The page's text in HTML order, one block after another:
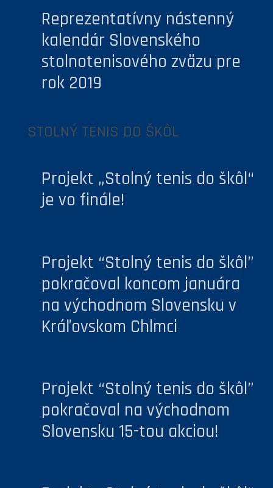
Reprezentatívny nástenný
kalendár Slovenského
stolnotenisového zväzu pre
rok 2019
STOLNÝ TENIS DO ŠKÔL
Projekt „Stolný tenis do škôl“
je vo finále!
Projekt “Stolný tenis do škôl”
pokračoval koncom januára
na východnom Slovensku v
Kráľovskom Chlmci
Projekt “Stolný tenis do škôl”
pokračoval na východnom
Slovensku 15-tou akciou!